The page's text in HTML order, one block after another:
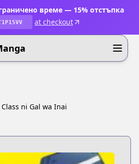
време — 15% отстъпка
at checkout
Class ni Gal wa Inai